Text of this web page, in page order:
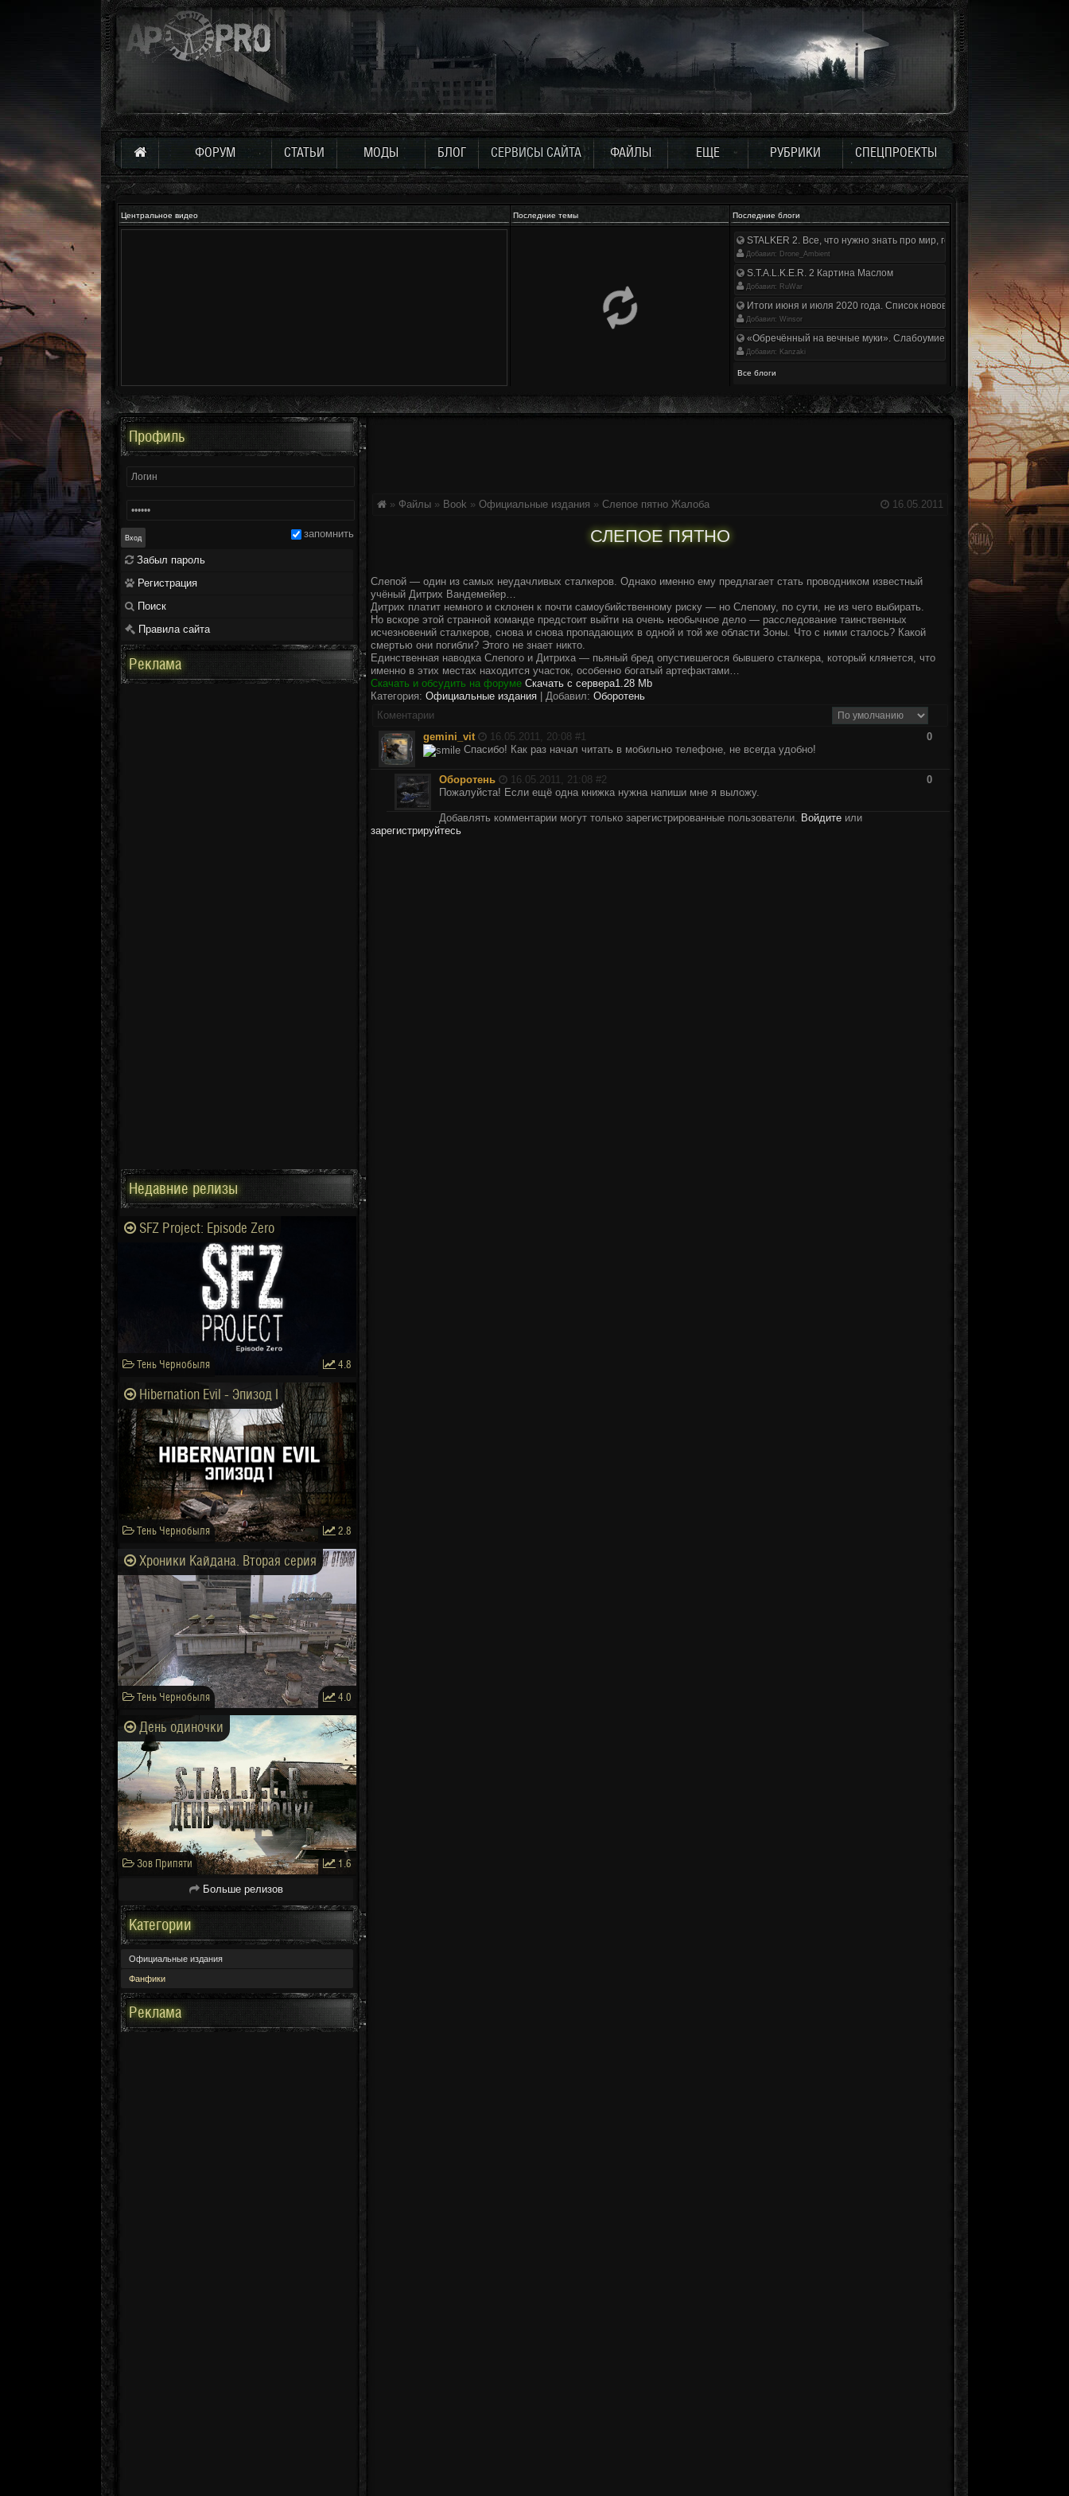
ФОРУМ СТАТЬИ МОДЫ БЛОГ СЕРВИСЫ САЙТА ФАЙЛЫ ЕЩЕ РУБРИКИ СПЕЦПРОЕКТЫ
Центральное видео Последние темы Последние блоги
STALKER 2. Все, что нужно знать про мир, геймплей и сюжет | Разбор
Добавил: Drone_Ambient
S.T.A.L.K.E.R. 2 Картина Маслом
Добавил: RuWar
Итоги июня и июля 2020 года. Список нововведений
Добавил: Winsor
«Обречённый на вечные муки». Слабоумие и отвага
Добавил: Kanzaki
Все блоги
16.05.2011
» Файлы » Book » Официальные издания » Слепое пятно Жалоба
СЛЕПОЕ ПЯТНО
Слепой — один из самых неудачливых сталкеров. Однако именно ему предлагает стать проводником известный
учёный Дитрих Вандемейер…
Дитрих платит немного и склонен к почти самоубийственному риску — но Слепому, по сути, не из чего выбирать.
Но вскоре этой странной команде предстоит выйти на очень необычное дело — расследование таинственных
исчезновений сталкеров, снова и снова пропадающих в одной и той же области Зоны. Что с ними сталось? Какой
смертью они погибли? Этого не знает никто.
Единственная наводка Слепого и Дитриха — пьяный бред опустившегося бывшего сталкера, который клянется, что
именно в этих местах находится участок, особенно богатый артефактами…
Скачать и обсудить на форуме Скачать с сервера1.28 Mb
Категория: Официальные издания | Добавил: Оборотень
Коментарии
gemini_vit
16.05.2011, 20:08 #1
0
Спасибо! Как раз начал читать в мобильно телефоне, не всегда удобно!
Оборотень 16.05.2011, 21:08 #2
0
Пожалуйста! Если ещё одна книжка нужна напиши мне я выложу.
Добавлять комментарии могут только зарегистрированные пользователи. Войдите или
зарегистрируйтесь
Профиль
запомнить
Забыл пароль
Регистрация
Поиск
Правила сайта
Реклама
Недавние релизы
SFZ Project: Episode Zero
Тень Чернобыля 4.8
Hibernation Evil - Эпизод I
Тень Чернобыля 2.8
Хроники Кайдана. Вторая серия
Тень Чернобыля 4.0
День одиночки
Зов Припяти 1.6
Больше релизов
Категории
Официальные издания
Фанфики
Реклама